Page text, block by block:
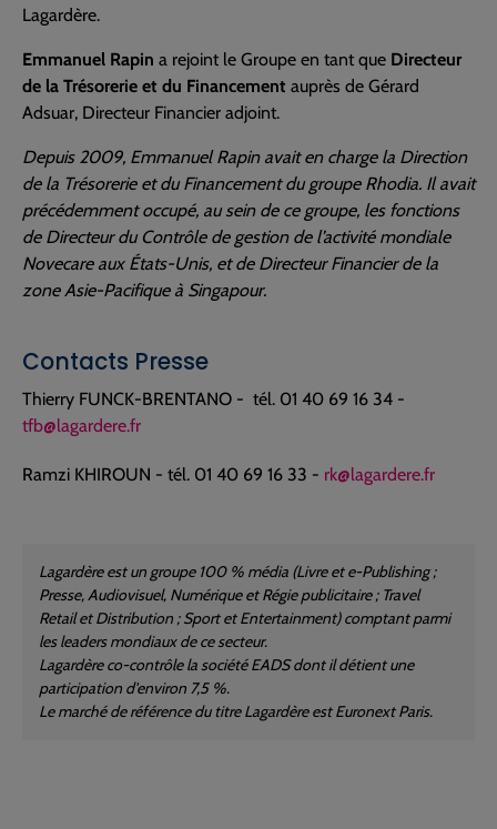
Lagardère.
Emmanuel Rapin a rejoint le Groupe en tant que Directeur
de la Trésorerie et du Financement auprès de Gérard
Adsuar, Directeur Financier adjoint.
Depuis 2009, Emmanuel Rapin avait en charge la Direction
de la Trésorerie et du Financement du groupe Rhodia. Il avait
précédemment occupé, au sein de ce groupe, les fonctions
de Directeur du Contrôle de gestion de l’activité mondiale
Novecare aux États-Unis, et de Directeur Financier de la
zone Asie-Pacifique à Singapour.
Contacts Presse
Thierry FUNCK-BRENTANO - tél. 01 40 69 16 34 -
tfb@lagardere.fr
Ramzi KHIROUN - tél. 01 40 69 16 33 - rk@lagardere.fr
Lagardère est un groupe 100 % média (Livre et e-Publishing ;
Presse, Audiovisuel, Numérique et Régie publicitaire ; Travel
Retail et Distribution ; Sport et Entertainment) comptant parmi
les leaders mondiaux de ce secteur.
Lagardère co-contrôle la société EADS dont il détient une
participation d'environ 7,5 %.
Le marché de référence du titre Lagardère est Euronext Paris.